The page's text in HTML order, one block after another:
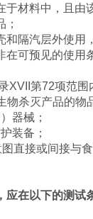
材料中，且由
隔汽层外使用
可预见的使用
XVII第72项范围
杀灭产品的物
器械；
装备；
直接或间接与食
在以下的测试